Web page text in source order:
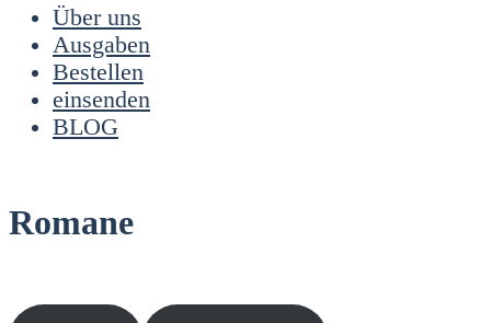
Über uns
Ausgaben
Bestellen
einsenden
BLOG
Romane